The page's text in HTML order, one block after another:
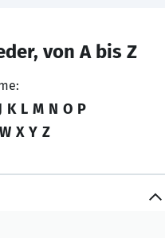
von A bis Z
K L M N O P
W X Y Z